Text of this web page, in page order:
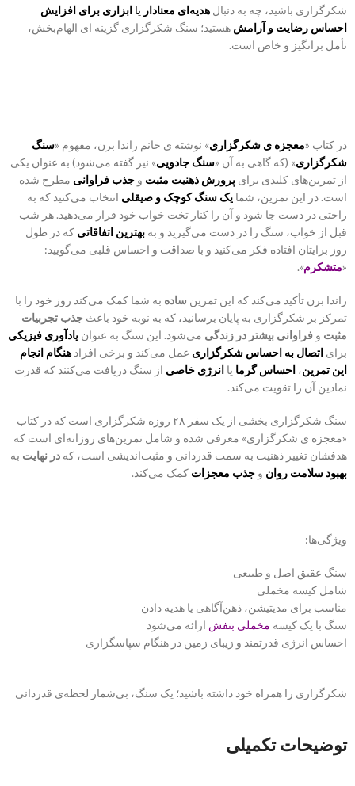
شکرگزاری باشید، چه به دنبال هدیه‌ای معنادار یا ابزاری برای افزایش
احساس رضایت و آرامش هستید؛ سنگ شکرگزاری گزینه ای الهام‌بخش،
تأمل برانگیز و خاص است.
در کتاب «معجزه ی شکرگزاری» نوشته ی خانم راندا برن، مفهوم «سنگ
شکرگزاری» (که گاهی به آن «سنگ جادویی» نیز گفته می‌شود) به عنوان یکی
از تمرین‌های کلیدی برای پرورش ذهنیت مثبت و جذب فراوانی مطرح شده
است. در این تمرین، شما یک سنگ کوچک و صیقلی انتخاب می‌کنید که به
راحتی در دست جا شود و آن را کنار تخت خواب خود قرار می‌دهید. هر شب
قبل از خواب، سنگ را در دست می‌گیرید و به بهترین اتفاقاتی که در طول
روز برایتان افتاده فکر می‌کنید و با صداقت و احساس قلبی می‌گویید:
«متشکرم».
راندا برن تأکید می‌کند که این تمرین ساده به شما کمک می‌کند روز خود را با
تمرکز بر شکرگزاری به پایان برسانید، که به نوبه خود باعث جذب تجربیات
مثبت و فراوانی بیشتر در زندگی می‌شود. این سنگ به عنوان یادآوری فیزیکی
برای اتصال به احساس شکرگزاری عمل می‌کند و برخی افراد هنگام انجام
این تمرین، احساس گرما یا انرژی خاصی از سنگ دریافت می‌کنند که قدرت
نمادین آن را تقویت می‌کند.
سنگ شکرگزاری بخشی از یک سفر ۲۸ روزه شکرگزاری است که در کتاب
«معجزه ی شکرگزاری» معرفی شده و شامل تمرین‌های روزانه‌ای است که
هدفشان تغییر ذهنیت به سمت قدردانی و مثبت‌اندیشی است، که در نهایت به
بهبود سلامت روان و جذب معجزات کمک می‌کند.
ویژگی‌ها:
سنگ عقیق اصل و طبیعی
شامل کیسه مخملی
مناسب برای مدیتیشن، ذهن‌آگاهی یا هدیه دادن
سنگ با یک کیسه مخملی بنفش ارائه می‌شود
احساس انرژی قدرتمند و زیبای زمین در هنگام سپاسگزاری
شکرگزاری را همراه خود داشته باشید؛ یک سنگ، بی‌شمار لحظه‌ی قدردانی
توضیحات تکمیلی